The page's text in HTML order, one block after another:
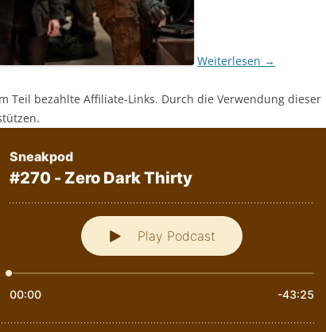
Weiterlesen →
Teil bezahlte Affiliate-Links. Durch die Verwendung dieser